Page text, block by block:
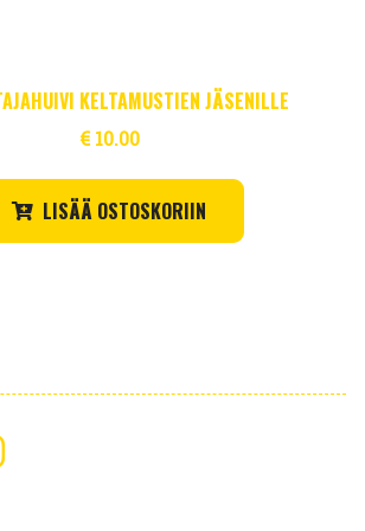
KELTAMUSTIEN JÄSENILLE
€10.00
LISÄÄ OSTOSKORIIN